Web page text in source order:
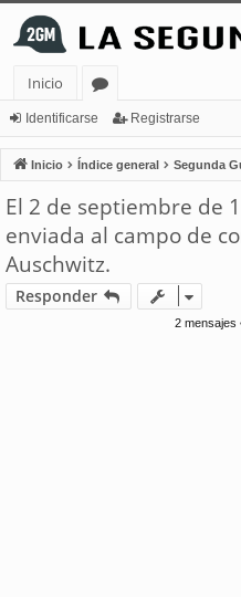
Inicio
or
os
Identificarse Registrarse
Inicio Índice general Segunda
El 2 de septiembre de
enviada al campo de
Auschwitz.
Responder
2 mensajes